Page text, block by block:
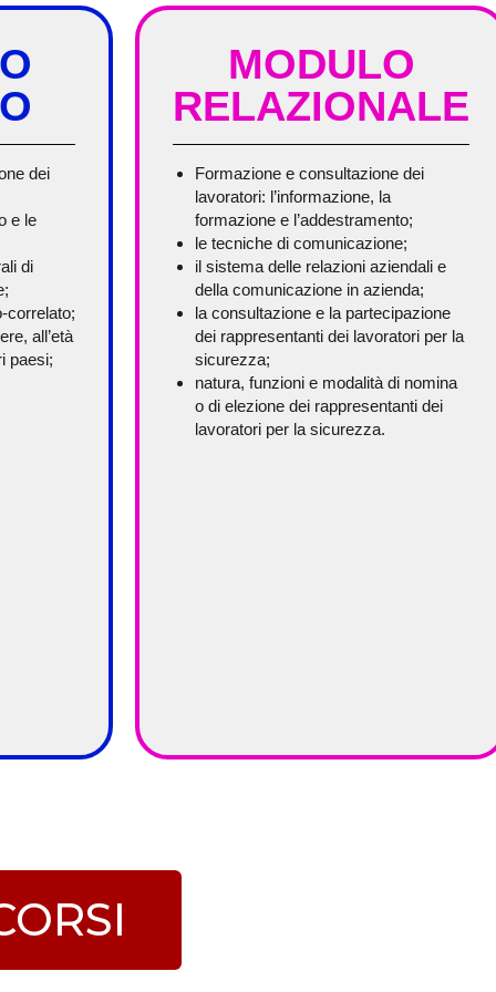
dei
e le
di
correlato;
all’età
paesi;
MODULO
RELAZIONALE
Formazione e consultazione dei
lavoratori: l’informazione, la
formazione e l’addestramento;
le tecniche di comunicazione;
il sistema delle relazioni aziendali e
della comunicazione in azienda;
la consultazione e la partecipazione
dei rappresentanti dei lavoratori per la
sicurezza;
natura, funzioni e modalità di nomina
o di elezione dei rappresentanti dei
lavoratori per la sicurezza.